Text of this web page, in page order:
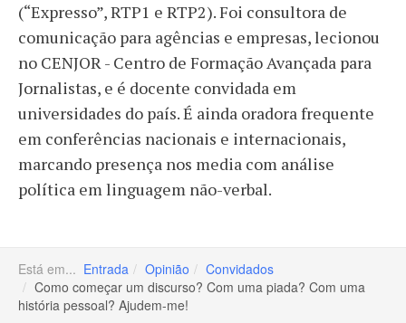
(“Expresso”, RTP1 e RTP2). Foi consultora de
comunicação para agências e empresas, lecionou
no CENJOR - Centro de Formação Avançada para
Jornalistas, e é docente convidada em
universidades do país. É ainda oradora frequente
em conferências nacionais e internacionais,
marcando presença nos media com análise
política em linguagem não-verbal.
Está em... Entrada Opinião
Convidados
Como começar um discurso? Com uma piada? Com uma
história pessoal? Ajudem-me!